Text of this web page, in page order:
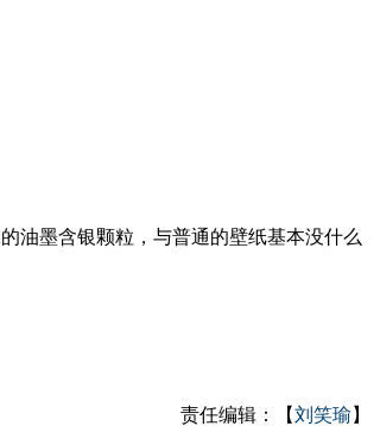
油墨含银颗粒，与普通的壁纸基本没什么
责任编辑：【刘笑瑜 】